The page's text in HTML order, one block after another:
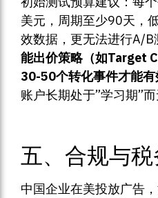
美元，周期至少90天，
效数据，更无法进行A/B
能出价策略（如Target
30-50个转化事件才能有
账户长期处于”学习期”而
五、合规与
中国企业在美投放广告